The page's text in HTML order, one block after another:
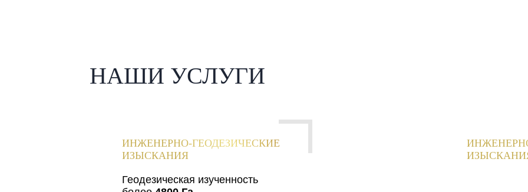
НАШИ УСЛУГИ
ИНЖЕНЕРНО-ГЕОДЕЗИЧЕСКИЕ
ИЗЫСКАНИЯ
Геодезическая изученность